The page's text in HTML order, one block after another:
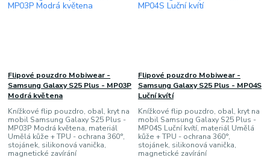
Flipové pouzdro Mobiwear -
Samsung Galaxy S25 Plus - MP03P
Modrá květena
Knížkové flip pouzdro, obal, kryt na
mobil Samsung Galaxy S25 Plus -
MP03P Modrá květena, materiál
Umělá kůže + TPU - ochrana 360°,
stojánek, silikonová vanička,
magnetické zavírání
Flipové pouzdro Mobiwear -
Samsung Galaxy S25 Plus - MP04S
Luční kvítí
Knížkové flip pouzdro, obal, kryt na
mobil Samsung Galaxy S25 Plus -
MP04S Luční kvítí, materiál Umělá
kůže + TPU - ochrana 360°,
stojánek, silikonová vanička,
magnetické zavírání